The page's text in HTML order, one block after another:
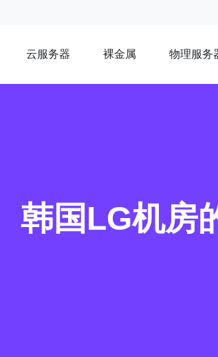
云服务器 裸金属 物理服务
韩国LG机房